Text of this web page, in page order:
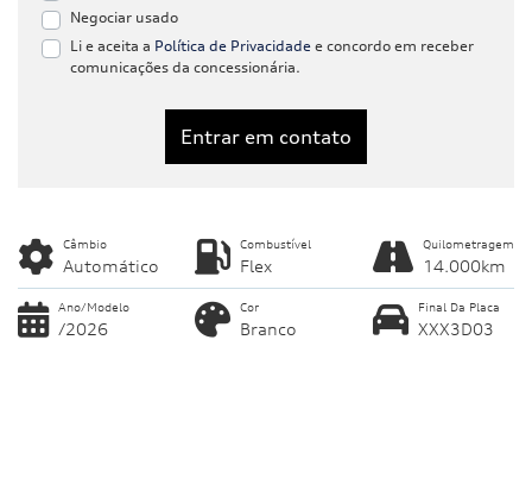
Negociar usado
Li e aceita a Política de Privacidade e concordo em receber
comunicações da concessionária.
Entrar em contato
Câmbio
Automático
Combustível
Flex
Quilometragem
14.000km
Ano/Modelo
/2026
Cor
Branco
Final Da Placa
XXX3D03